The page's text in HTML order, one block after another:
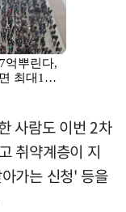
사람도 이번 2차
취약계층이 지
가는 신청' 등을